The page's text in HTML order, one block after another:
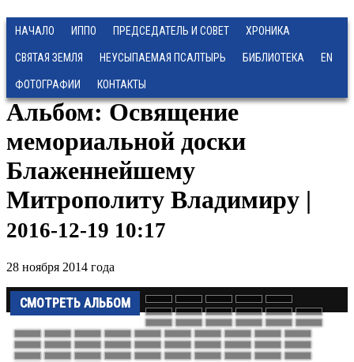
НАЧАЛО ИППО ПРЕДСЕДАТЕЛЬ И СОВЕТ ХРОНИКА
СВЯТАЯ ЗЕМЛЯ НЕУСЫПАЕМАЯ ПСАЛТЫРЬ БИБЛИОТЕКА EN
ФОТОГРАФИИ КОНТАКТЫ
Альбом: Освящение
мемориальной доски
Блаженнейшему
Митрополиту Владимиру |
2016-12-19 10:17
28 ноября 2014 года
СМОТРЕТЬ АЛЬБОМ